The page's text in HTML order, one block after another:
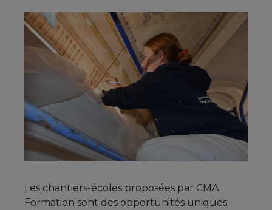
Les chantiers-écoles proposées par CMA
Formation sont des opportunités uniques